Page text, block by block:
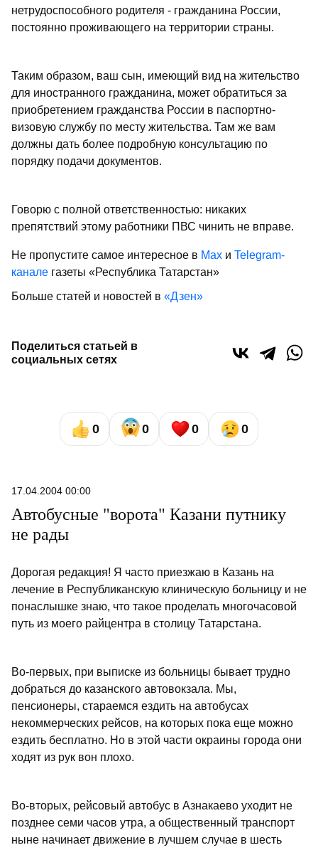
нетрудоспособного родителя - гражданина России,
постоянно проживающего на территории страны.
Таким образом, ваш сын, имеющий вид на жительство
для иностранного гражданина, может обратиться за
приобретением гражданства России в паспортно-
визовую службу по месту жительства. Там же вам
должны дать более подробную консультацию по
порядку подачи документов.
Говорю с полной ответственностью: никаких
препятствий этому работники ПВС чинить не вправе.
Не пропустите самое интересное в Max и Telegram-
канале газеты «Республика Татарстан»
Больше статей и новостей в «Дзен»
Поделиться статьей в
социальных сетях
0 0 0 0
17.04.2004 00:00
Автобусные "ворота" Казани путнику
не рады
Дорогая редакция! Я часто приезжаю в Казань на
лечение в Республиканскую клиническую больницу и не
понаслышке знаю, что такое проделать многочасовой
путь из моего райцентра в столицу Татарстана.
Во-первых, при выписке из больницы бывает трудно
добраться до казанского автовокзала. Мы,
пенсионеры, стараемся ездить на автобусах
некоммерческих рейсов, на которых пока еще можно
ездить бесплатно. Но в этой части окраины города они
ходят из рук вон плохо.
Во-вторых, рейсовый автобус в Азнакаево уходит не
позднее семи часов утра, а общественный транспорт
ныне начинает движение в лучшем случае в шесть